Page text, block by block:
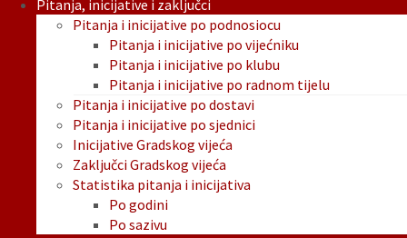
Pitanja, inicijative i zaključci
Pitanja i inicijative po podnosiocu
Pitanja i inicijative po vijećniku
Pitanja i inicijative po klubu
Pitanja i inicijative po radnom tijelu
Pitanja i inicijative po dostavi
Pitanja i inicijative po sjednici
Inicijative Gradskog vijeća
Zaključci Gradskog vijeća
Statistika pitanja i inicijativa
Po godini
Po sazivu